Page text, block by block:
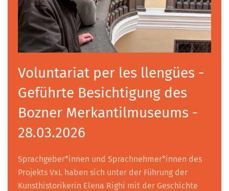
Voluntariat per les llengües -
Geführte Besichtigung des
Bozner Merkantilmuseums -
28.03.2026
Sprachgeber*innen und Sprachnehmer*innen des
Projekts VxL haben sich unter der Führung der
Kunsthistorikerin Elena Righi mit der Geschichte